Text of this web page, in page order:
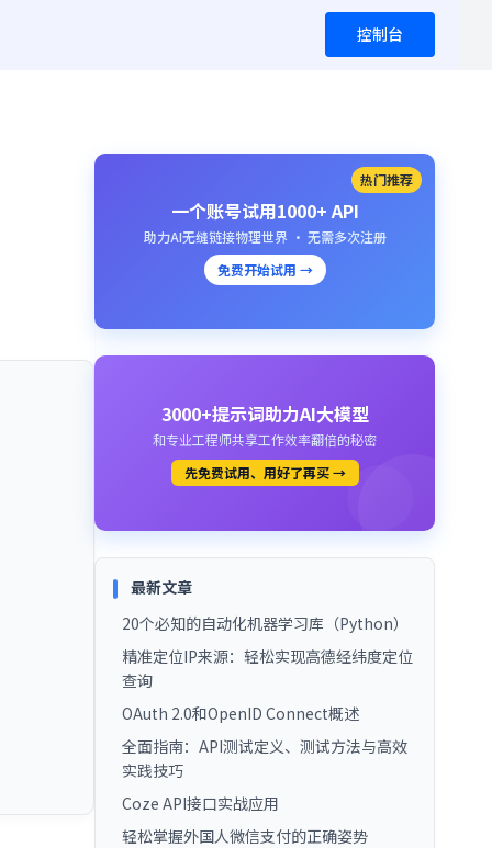
控制台
热门推荐
一个账号试用1000+ API
助力AI无缝链接物理世界 · 无需多次注册
免费开始试用 →
3000+提示词助力AI大模型
和专业工程师共享工作效率翻倍的秘密
先免费试用、用好了再买 →
最新文章
20个必知的自动化机器学习库（Python）
精准定位IP来源：轻松实现高德经纬度定位
查询
OAuth 2.0和OpenID Connect概述
全面指南：API测试定义、测试方法与高效
实践技巧
Coze API接口实战应用
轻松掌握外国人微信支付的正确姿势